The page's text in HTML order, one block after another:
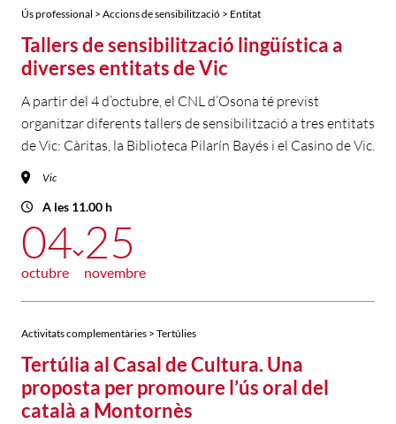
Ús professional > Accions de sensibilització > Entitat
Tallers de sensibilització lingüística a
diverses entitats de Vic
A partir del 4 d’octubre, el CNL d’Osona té previst
organitzar diferents tallers de sensibilització a tres entitats
de Vic: Càritas, la Biblioteca Pilarín Bayés i el Casino de Vic.
Vic
A les 11.00 h
04
octubre
25
novembre
Activitats complementàries > Tertúlies
Tertúlia al Casal de Cultura. Una
proposta per promoure l’ús oral del
català a Montornès